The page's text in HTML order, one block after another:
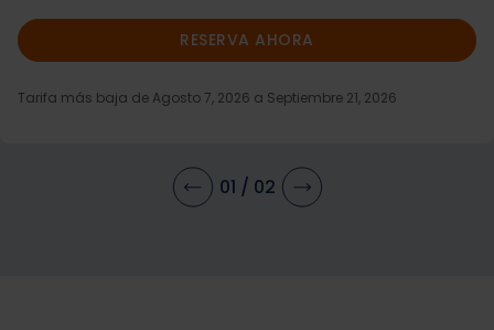
RESERVA AHORA
Tarifa más baja de Agosto 7, 2026 a Septiembre 21, 2026
01 / 02